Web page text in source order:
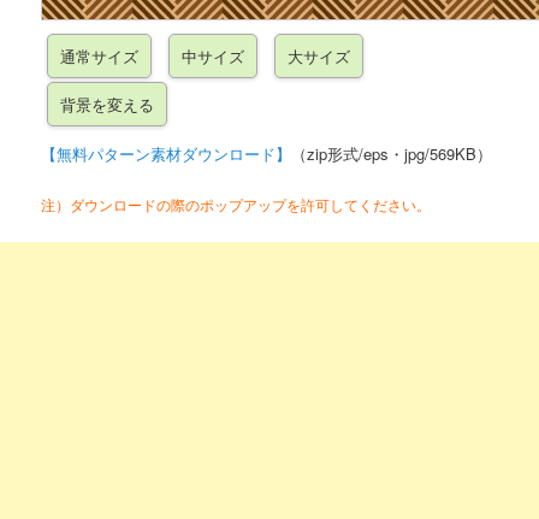
【無料パターン素材ダウンロード】 （zip形式/eps・jpg/569KB）
注）ダウンロードの際のポップアップを許可してください。